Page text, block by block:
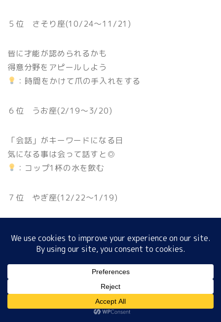
５位 さそり座(10/24〜11/21)
皆に才能が認められるかも
得意分野をアピールしよう
：時間をかけて爪の手入れをする
６位 うお座(2/19〜3/20)
「会話」がキーワードになる日
気になる事は会って話すと◎
：コップ1杯の水を飲む
７位 やぎ座(12/22〜1/19)
活動範囲を広げてみては？
：寄付につながる商品を買う
８位 てんびん座(9/23〜10/23)
ちょっとひと休みが必要な時
プロフィール サイトマップ